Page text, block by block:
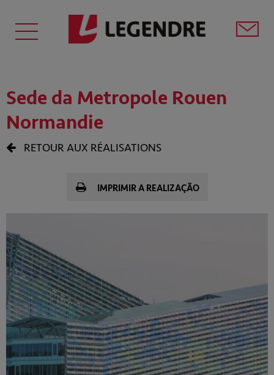
Sede da Metropole Rouen
Normandie
RETOUR AUX RÉALISATIONS
IMPRIMIR A REALIZAÇÃO